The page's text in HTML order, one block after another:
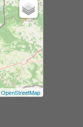
OpenStreetMap